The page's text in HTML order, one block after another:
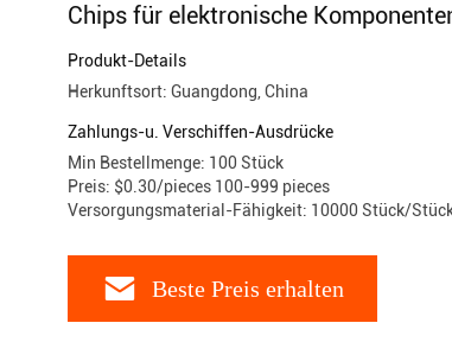
Chips für elektronische
Produkt-Details
Herkunftsort: Guangdong, China
Zahlungs-u. Verschiffen-Ausdrücke
Min Bestellmenge: 100 Stück
Preis: $0.30/pieces 100-999 pieces
Versorgungsmaterial-Fähigkeit: 10000 Stück/
Beste Preis erhalten